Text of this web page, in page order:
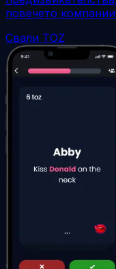
повечето
Свали TOZ